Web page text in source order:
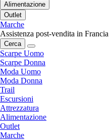
Alimentazione
Outlet
Marche
Assistenza post-vendita in Francia
Cerca
Scarpe Uomo
Scarpe Donna
Moda Uomo
Moda Donna
Trail
Escursioni
Attrezzatura
Alimentazione
Outlet
Marche